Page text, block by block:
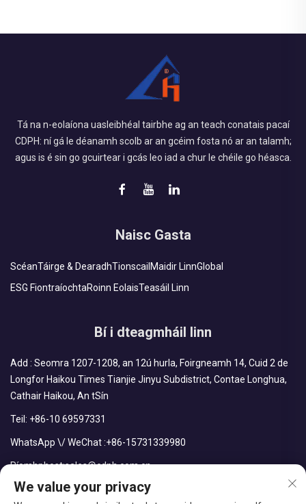
Tá na n-eolaíona uasleibhéal tairbhe ag an teach conatais pacaí
CDPH: ní gá le déanamh scolb ar an gcéim fosta nó ar an talamh;
agus is é sin go gcuirtear i gcás leo iad a chur le chéile go héasca.
Naisc Gasta
ScéanTáirge & DearadhTionscail Maidir LinnGlobal
ESG FiontraíochtaRoinn EolaisTeasáil Linn
Bí i dteagmháil linn
Add : Seomra 1207-1208, an 12ú hurla, Foirgneamh 14, Cuid 2 de
Longfor Haikou Times Tianjie Jinyu Subdistrict, Contae Longhua,
Cathair Haikou, An tSín
Teil: +86-10 69597331
WhatsApp \/ WeChat :+86-15731339980
Ríomhphost:sales@cdph.com.cn
We value your privacy